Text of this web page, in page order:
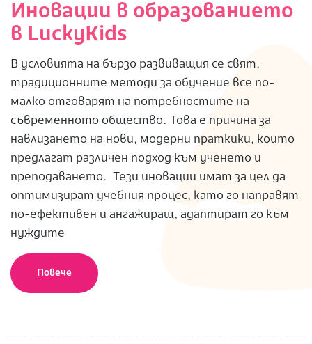
Иновации в образованието
в LuckyKids
В условията на бързо развиващия се свят,
традиционните методи за обучение все по-
малко отговарят на потребностите на
съвременното общество. Това е причина за
навлизането на нови, модерни праткики, които
предлагат различен подход към ученето и
преподаването. Тези иновации имат за цел да
оптимизират учебния процес, като го направят
по-ефективен и ангажиращ, адаптират го към
нуждите
Повече